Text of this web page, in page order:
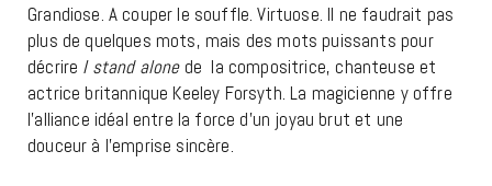
Grandiose. A couper le souffle. Virtuose. Il ne faudrait pas
plus de quelques mots, mais des mots puissants pour
décrire I stand alonede la compositrice, chanteuse et
actrice britannique Keeley Forsyth. La magicienne y offre
l’alliance idéal entre la force d’un joyau brut et une
douceur à l’emprise sincère.